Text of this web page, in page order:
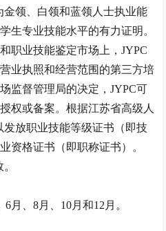
金领、白领和蓝领人士执业能
生专业技能水平的有力证明。
职业技能鉴定市场上，JYPC
业执照和经营范围的第三方培
监督管理局的决定，JYPC可
权或备案。根据江苏省高级人
发放职业技能等级证书（即技
资格证书（即职称证书）。
6月、8月、 10月和12 月。